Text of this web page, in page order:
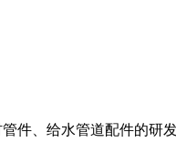
件、给水管道配件的研